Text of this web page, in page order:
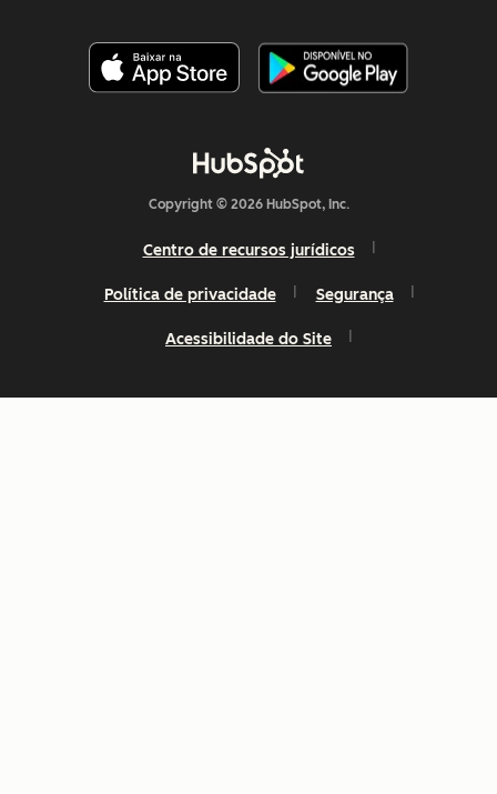
Copyright © 2026 HubSpot, Inc.
Centro de recursos jurídicos
Política de privacidade Segurança
Acessibilidade do Site